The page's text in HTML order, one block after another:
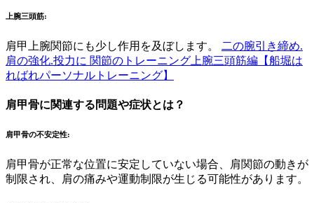
上腕三頭筋:
肩甲上腕関節にも少し作用を及ぼします。
二の腕引き締め.
肩の強化.投力に 関節のトレーニング上腕三頭筋編【船堀は
ればれパーソナルトレーニング】
肩甲骨に関連する問題や症状とは？
肩甲骨の不安定性:
肩甲骨が正常な位置に安定していない場合、肩関節の動きが
制限され、肩の痛みや運動制限が生じる可能性があります。